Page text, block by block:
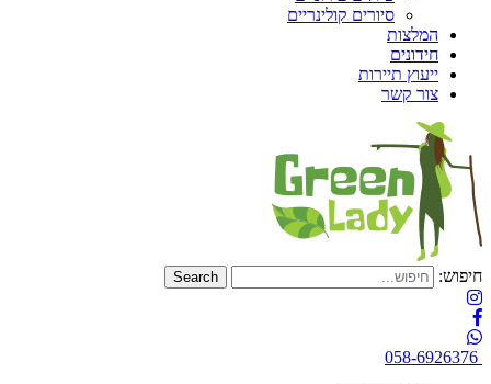
סיורים קולינריים
המלצות
חידונים
ייעוץ תיירות
צור קשר
חיפוש:
058-6926376